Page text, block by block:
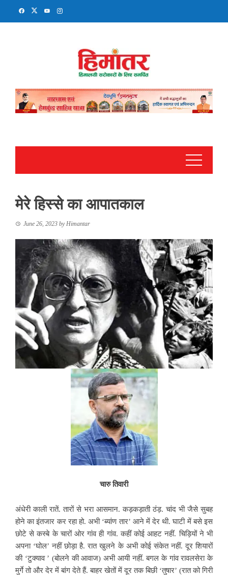
मेरे हिस्से का आपातकाल
June 26, 2023 byHimantar
चारु तिवारी
अंधेरी काली रातें. तारों से भरा आसमान. कड़कड़ाती ठंड़. चांद भी जैसे सुबह
होने का इंतजार कर रहा हो. अभी ‘ब्यांण तार’ आने में देर थी. घाटी में बसे इस
छोटे से कस्बे के चारों ओर गांव ही गांव. कहीं कोई आहट नहीं. चिड़ियों ने भी
अपना ‘घोल’ नहीं छोड़ा है. रात खुलने के अभी कोई संकेत नहीं. दूर शियारों
की ‘टुक्याव ’ (बोलने की आवाज) अभी आयी नहीं. बगल के गांव रावलसेरा के
मुर्गे तो और देर में बांग देते हैं. बाहर खेतों में दूर तक बिछी ‘तुषार’ (रात को गिरी